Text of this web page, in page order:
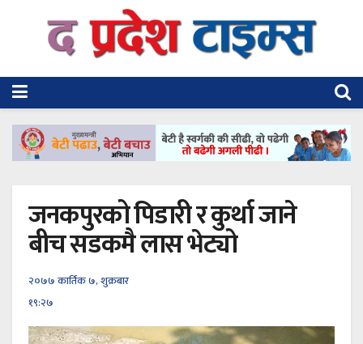
जनकपुरको पिडारी र कुर्था जाने
बीच सडकमै लास भेट्यो
२०७७ कार्तिक ७, शुक्रबार
१९:२७